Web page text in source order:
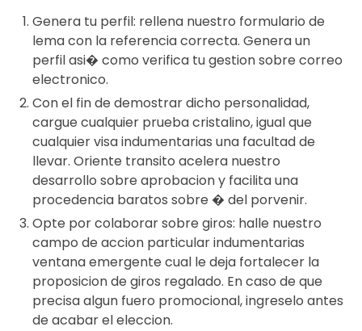
Genera tu perfil: rellena nuestro formulario de
lema con la referencia correcta. Genera un
perfil asi� como verifica tu gestion sobre correo
electronico.
Con el fin de demostrar dicho personalidad,
cargue cualquier prueba cristalino, igual que
cualquier visa indumentarias una facultad de
llevar. Oriente transito acelera nuestro
desarrollo sobre aprobacion y facilita una
procedencia baratos sobre � del porvenir.
Opte por colaborar sobre giros: halle nuestro
campo de accion particular indumentarias
ventana emergente cual le deja fortalecer la
proposicion de giros regalado. En caso de que
precisa algun fuero promocional, ingreselo antes
de acabar el eleccion.